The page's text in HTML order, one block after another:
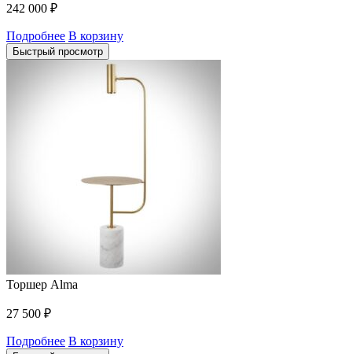
242 000 ₽
Подробнее В корзину
Быстрый просмотр
Торшер Alma
27 500 ₽
Подробнее В корзину